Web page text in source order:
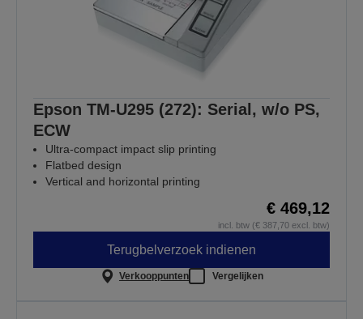
Epson TM-U295 (272): Serial, w/o PS,
ECW
Ultra-compact impact slip printing
Flatbed design
Vertical and horizontal printing
€ 469,12
incl. btw (€ 387,70 excl. btw)
Terugbelverzoek indienen
Verkooppunten Vergelijken